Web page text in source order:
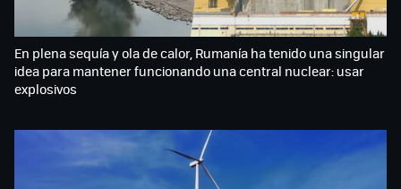
En plena sequía y ola de calor, Rumanía ha tenido una singular
idea para mantener funcionando una central nuclear: usar
explosivos